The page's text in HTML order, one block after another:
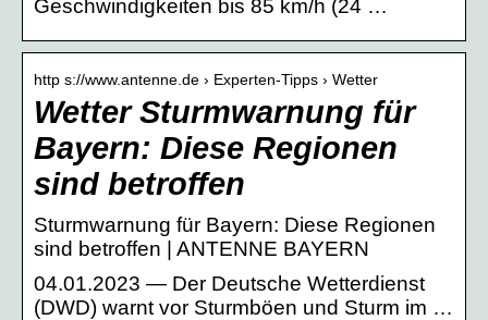
Geschwindigkeiten bis 85 km/h (24 …
http s://www.antenne.de › Experten-Tipps › Wetter
Wetter Sturmwarnung für
Bayern: Diese Regionen
sind betroffen
Sturmwarnung für Bayern: Diese Regionen
sind betroffen | ANTENNE BAYERN
04.01.2023 — Der Deutsche Wetterdienst
(DWD) warnt vor Sturmböen und Sturm im …